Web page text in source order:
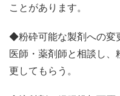
ことがあります。
◆粉砕可能な製剤への変
医師・薬剤師と相談し
更してもらう。